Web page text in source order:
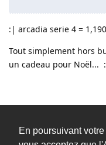
En poursuivant
:| arcadia serie 4 =
Tout simplement hors
un cadeau pour Noël...